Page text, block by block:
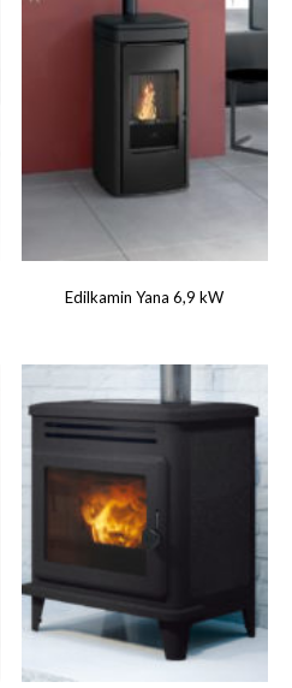
Edilkamin Yana 6,9 kW